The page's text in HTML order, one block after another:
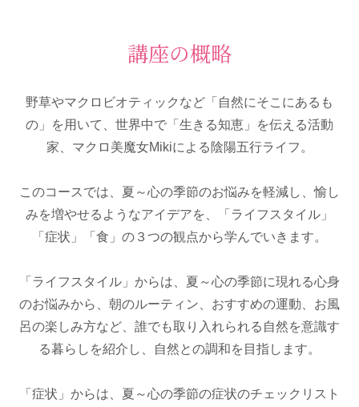
講座の概略
野草やマクロビオティックなど「自然にそこにあるも
の」を用いて、世界中で「生きる知恵」を伝える活動
家、マクロ美魔女Mikiによる陰陽五行ライフ。
このコースでは、夏～心の季節のお悩みを軽減し、愉し
みを増やせるようなアイデアを、「ライフスタイル」
「症状」「食」の３つの観点から学んでいきます。
「ライフスタイル」からは、夏～心の季節に現れる心身
のお悩みから、朝のルーティン、おすすめの運動、お風
呂の楽しみ方など、誰でも取り入れられる自然を意識す
る暮らしを紹介し、自然との調和を目指します。
「症状」からは、夏～心の季節の症状のチェックリスト